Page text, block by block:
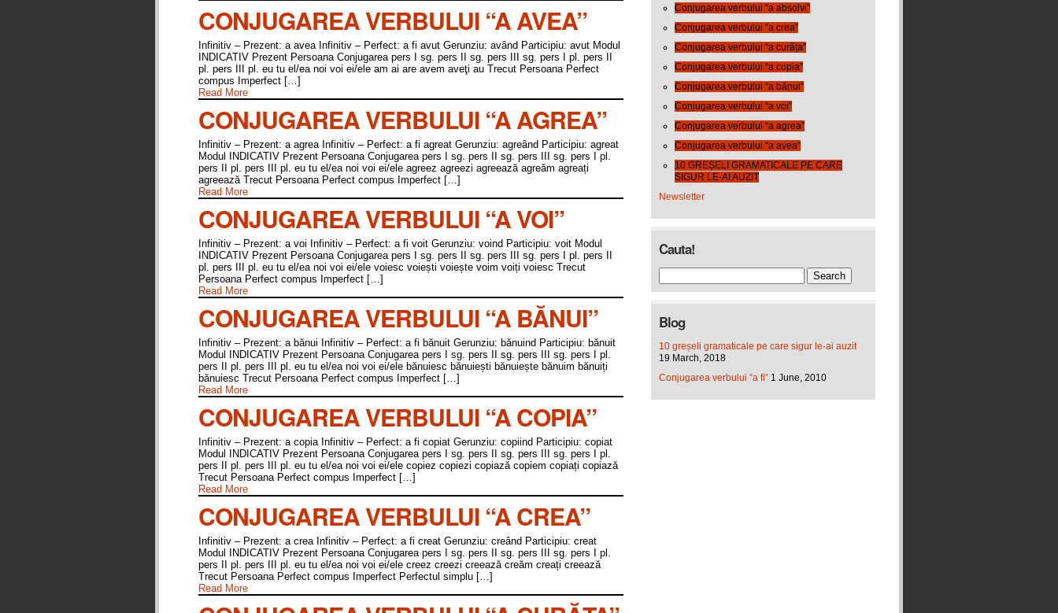
CONJUGAREA VERBULUI “A AVEA”
Infinitiv – Prezent: a avea Infinitiv – Perfect: a fi avut Gerunziu: având Participiu: avut Modul
INDICATIV Prezent Persoana Conjugarea pers I sg. pers II sg. pers III sg. pers I pl. pers II
pl. pers III pl. eu tu el/ea noi voi ei/ele am ai are avem aveţi au Trecut Persoana Perfect
compus Imperfect […]
Read More
CONJUGAREA VERBULUI “A AGREA”
Infinitiv – Prezent: a agrea Infinitiv – Perfect: a fi agreat Gerunziu: agreând Participiu: agreat
Modul INDICATIV Prezent Persoana Conjugarea pers I sg. pers II sg. pers III sg. pers I pl.
pers II pl. pers III pl. eu tu el/ea noi voi ei/ele agreez agreezi agreează agreăm agreați
agreează Trecut Persoana Perfect compus Imperfect […]
Read More
CONJUGAREA VERBULUI “A VOI”
Infinitiv – Prezent: a voi Infinitiv – Perfect: a fi voit Gerunziu: voind Participiu: voit Modul
INDICATIV Prezent Persoana Conjugarea pers I sg. pers II sg. pers III sg. pers I pl. pers II
pl. pers III pl. eu tu el/ea noi voi ei/ele voiesc voiești voiește voim voiți voiesc Trecut
Persoana Perfect compus Imperfect […]
Read More
CONJUGAREA VERBULUI “A BĂNUI”
Infinitiv – Prezent: a bănui Infinitiv – Perfect: a fi bănuit Gerunziu: bănuind Participiu: bănuit
Modul INDICATIV Prezent Persoana Conjugarea pers I sg. pers II sg. pers III sg. pers I pl.
pers II pl. pers III pl. eu tu el/ea noi voi ei/ele bănuiesc bănuiești bănuiește bănuim bănuiți
bănuiesc Trecut Persoana Perfect compus Imperfect […]
Read More
CONJUGAREA VERBULUI “A COPIA”
Infinitiv – Prezent: a copia Infinitiv – Perfect: a fi copiat Gerunziu: copiind Participiu: copiat
Modul INDICATIV Prezent Persoana Conjugarea pers I sg. pers II sg. pers III sg. pers I pl.
pers II pl. pers III pl. eu tu el/ea noi voi ei/ele copiez copiezi copiază copiem copiați copiază
Trecut Persoana Perfect compus Imperfect […]
Read More
CONJUGAREA VERBULUI “A CREA”
Infinitiv – Prezent: a crea Infinitiv – Perfect: a fi creat Gerunziu: creând Participiu: creat
Modul INDICATIV Prezent Persoana Conjugarea pers I sg. pers II sg. pers III sg. pers I pl.
pers II pl. pers III pl. eu tu el/ea noi voi ei/ele creez creezi creează creăm creați creează
Trecut Persoana Perfect compus Imperfect Perfectul simplu […]
Read More
Conjugarea verbului “a absolvi”
Conjugarea verbului “a crea”
Conjugarea verbului “a curăța”
Conjugarea verbului “a copia”
Conjugarea verbului “a bănui”
Conjugarea verbului “a voi”
Conjugarea verbului “a agrea”
Conjugarea verbului “a avea”
10 GREȘELI GRAMATICALE PE CARE
SIGUR LE-AI AUZIT
Newsletter
Cauta!
Blog
10 greșeli gramaticale pe care sigur le-ai auzit
19 March, 2018
Conjugarea verbului “a fi” 1 June, 2010